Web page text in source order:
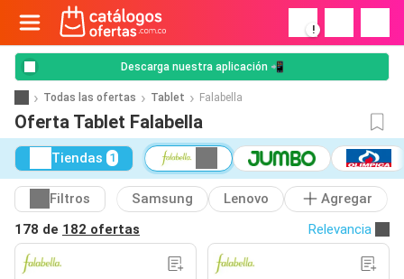
!
Descarga nuestra aplicación 📲
Todas las ofertas Tablet Falabella
Oferta Tablet Falabella
Tiendas 1
Filtros Samsung Lenovo
Agregar
178 de 182 ofertas Relevancia